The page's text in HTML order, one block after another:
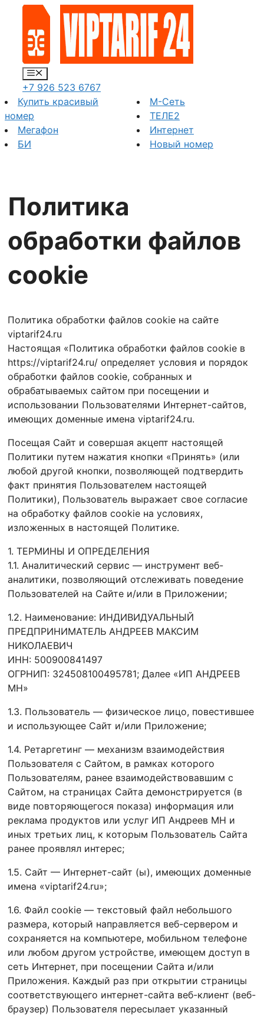
содержимому
Меню
+7 926 523 6767
Купить красивый
номер
Мегафон
БИ
М-Сеть
ТЕЛЕ2
Интернет
Новый номер
Политика
обработки файлов
cookie
Политика обработки файлов cookie на сайте
viptarif24.ru
Настоящая «Политика обработки файлов cookie в
https://viptarif24.ru/ определяет условия и порядок
обработки файлов cookie, собранных и
обрабатываемых сайтом при посещении и
использовании Пользователями Интернет-сайтов,
имеющих доменные имена viptarif24.ru.
Посещая Сайт и совершая акцепт настоящей
Политики путем нажатия кнопки «Принять» (или
любой другой кнопки, позволяющей подтвердить
факт принятия Пользователем настоящей
Политики), Пользователь выражает свое согласие
на обработку файлов cookie на условиях,
изложенных в настоящей Политике.
1. ТЕРМИНЫ И ОПРЕДЕЛЕНИЯ
1.1. Аналитический сервис — инструмент веб-
аналитики, позволяющий отслеживать поведение
Пользователей на Сайте и/или в Приложении;
1.2. Наименование: ИНДИВИДУАЛЬНЫЙ
ПРЕДПРИНИМАТЕЛЬ АНДРЕЕВ МАКСИМ
НИКОЛАЕВИЧ
ИНН: 500900841497
ОГРНИП: 324508100495781; Далее «ИП АНДРЕЕВ
МН»
1.3. Пользователь — физическое лицо, повестившее
и использующее Сайт и/или Приложение;
1.4. Ретаргетинг — механизм взаимодействия
Пользователя с Сайтом, в рамках которого
Пользователям, ранее взаимодействовавшим с
Сайтом, на страницах Сайта демонстрируется (в
виде повторяющегося показа) информация или
реклама продуктов или услуг ИП Андреев МН и
иных третьих лиц, к которым Пользователь Сайта
ранее проявлял интерес;
1.5. Сайт — Интернет-сайт (ы), имеющих доменные
имена «viptarif24.ru»;
1.6. Файл сookie — текстовый файл небольшого
размера, который направляется веб-сервером и
сохраняется на компьютере, мобильном телефоне
или любом другом устройстве, имеющем доступ в
сеть Интернет, при посещении Сайта и/или
Приложения. Каждый раз при открытии страницы
соответствующего интернет-сайта веб-клиент (веб-
браузер) Пользователя пересылает указанный